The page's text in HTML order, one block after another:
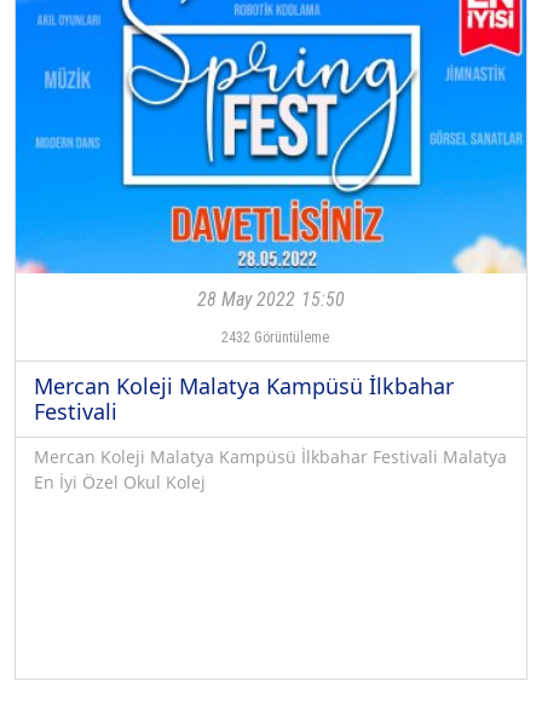
28 May 2022 15:50
2432 Görüntüleme
Mercan Koleji Malatya Kampüsü İlkbahar
Festivali
Mercan Koleji Malatya Kampüsü İlkbahar Festivali Malatya
En İyi Özel Okul Kolej